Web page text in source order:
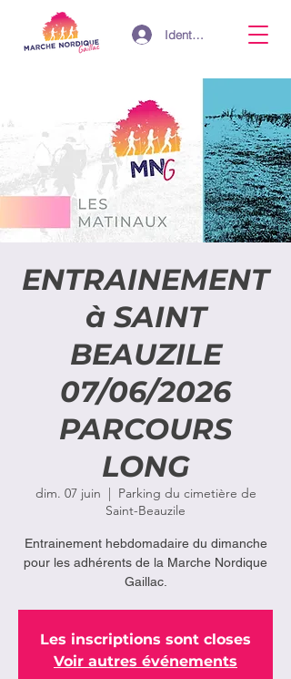
Identifiant
ENTRAINEMENT
à SAINT
BEAUZILE
07/06/2026
PARCOURS
LONG
dim. 07 juin
  |
Parking du cimetière de
Saint-Beauzile
Entrainement hebdomadaire du dimanche
pour les adhérents de la Marche Nordique
Gaillac.
Les inscriptions sont closes
Voir autres événements